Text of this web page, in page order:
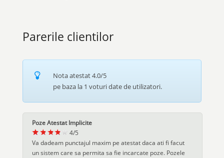
Parerile clientilor
Nota atestat4.0/5
pe baza la 1 voturi date de utilizatori.
Poze Atestat Implicite
4/5
Va dadeam punctajul maxim pe atestat daca ati fi facut
un sistem care sa permita sa fie incarcate poze. Pozele